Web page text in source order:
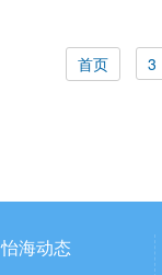
首页 3
怡海动态